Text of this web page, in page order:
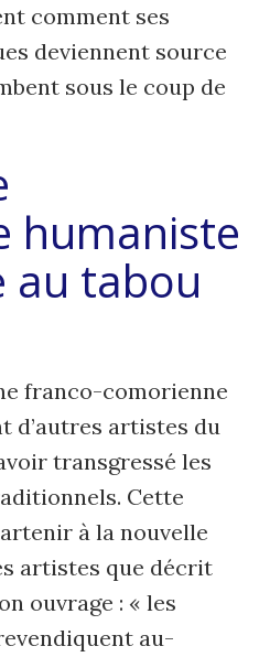
comment ses
deviennent source
sous le coup de
humaniste
au tabou
franco-comorienne
d’autres artistes du
transgressé les
Cette
à la nouvelle
artistes que décrit
ouvrage : « les
au­